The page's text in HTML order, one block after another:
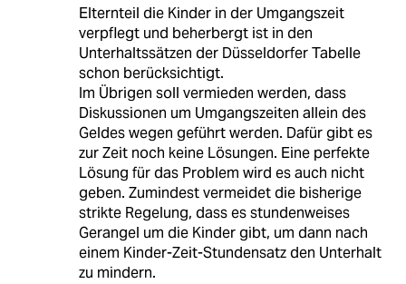
Elternteil die Kinder in der Umgangszeit
verpflegt und beherbergt ist in den
Unterhaltssätzen der Düsseldorfer Tabelle
schon berücksichtigt.
Im Übrigen soll vermieden werden, dass
Diskussionen um Umgangszeiten allein des
Geldes wegen geführt werden. Dafür gibt es
zur Zeit noch keine Lösungen. Eine perfekte
Lösung für das Problem wird es auch nicht
geben. Zumindest vermeidet die bisherige
strikte Regelung, dass es stundenweises
Gerangel um die Kinder gibt, um dann nach
einem Kinder-Zeit-Stundensatz den Unterhalt
zu mindern.